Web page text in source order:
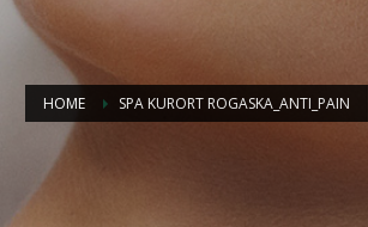
HOME SPA KURORT ROGASKA_ANTI_PAIN